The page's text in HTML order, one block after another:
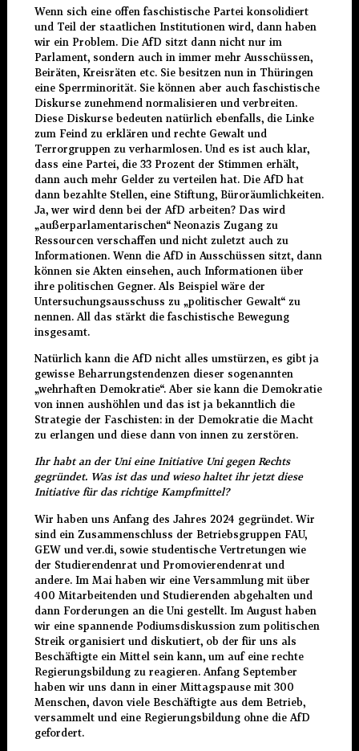
Wenn sich eine offen faschistische Partei konsolidiert
und Teil der staatlichen Institutionen wird, dann haben
wir ein Problem. Die AfD sitzt dann nicht nur im
Parlament, sondern auch in immer mehr Ausschüssen,
Beiräten, Kreisräten etc. Sie besitzen nun in Thüringen
eine Sperrminorität. Sie können aber auch faschistische
Diskurse zunehmend normalisieren und verbreiten.
Diese Diskurse bedeuten natürlich ebenfalls, die Linke
zum Feind zu erklären und rechte Gewalt und
Terrorgruppen zu verharmlosen. Und es ist auch klar,
dass eine Partei, die 33 Prozent der Stimmen erhält,
dann auch mehr Gelder zu verteilen hat. Die AfD hat
dann bezahlte Stellen, eine Stiftung, Büroräumlichkeiten.
Ja, wer wird denn bei der AfD arbeiten? Das wird
„außerparlamentarischen“ Neonazis Zugang zu
Ressourcen verschaffen und nicht zuletzt auch zu
Informationen. Wenn die AfD in Ausschüssen sitzt, dann
können sie Akten einsehen, auch Informationen über
ihre politischen Gegner. Als Beispiel wäre der
Untersuchungsausschuss zu „politischer Gewalt“ zu
nennen. All das stärkt die faschistische Bewegung
insgesamt.
Natürlich kann die AfD nicht alles umstürzen, es gibt ja
gewisse Beharrungstendenzen dieser sogenannten
„wehrhaften Demokratie“. Aber sie kann die Demokratie
von innen aushöhlen und das ist ja bekanntlich die
Strategie der Faschisten: in der Demokratie die Macht
zu erlangen und diese dann von innen zu zerstören.
Ihr habt an der Uni eine Initiative Uni gegen Rechts
gegründet. Was ist das und wieso haltet ihr jetzt diese
Initiative für das richtige Kampfmittel?
Wir haben uns Anfang des Jahres 2024 gegründet. Wir
sind ein Zusammenschluss der Betriebsgruppen FAU,
GEW und ver.di, sowie studentische Vertretungen wie
der Studierendenrat und Promovierendenrat und
andere. Im Mai haben wir eine Versammlung mit über
400 Mitarbeitenden und Studierenden abgehalten und
dann Forderungen an die Uni gestellt. Im August haben
wir eine spannende Podiumsdiskussion zum politischen
Streik organisiert und diskutiert, ob der für uns als
Beschäftigte ein Mittel sein kann, um auf eine rechte
Regierungsbildung zu reagieren. Anfang September
haben wir uns dann in einer Mittagspause mit 300
Menschen, davon viele Beschäftigte aus dem Betrieb,
versammelt und eine Regierungsbildung ohne die AfD
gefordert.